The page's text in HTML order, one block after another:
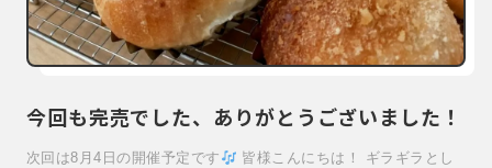
今回も完売でした、ありがとうございました！
次回は8月4日の開催予定です
皆様こんにちは！ ギラギラとし